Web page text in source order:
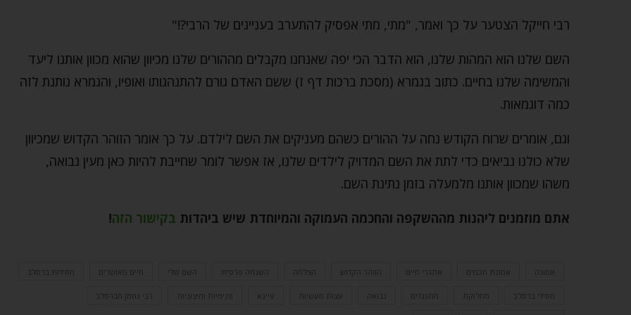
רבי חייקל הצטער על כך ואמר, "מתי, מתי אפסיק להתערב בעניינים של הרבי?!"
השם שלנו הוא המהות שלנו, הוא הדבר הכי יפה שאנחנו מקבלים מההורים שלנו מכיוון שהוא מכוון אותנו ליעד
והמשימה שלנו בחיים. כתוב בגמרא (מסכת ברכות דף ז) ששם האדם גורם להתנהגותו ואופיו, והגמרא נותנת לזה
כמה דוגמאות.
וגם, אומרים שרוח הקודש נחה על ההורים כשהם מעניקים את השם לילדם. על כך אומר הזוהר הקדוש שמכיוון
שלא כולנו נביאים כדי לתת את השם המדויק לילדים שלנו, אז אפשר לומר שחייבת להיות כאן מעין נבואה,
משהו שמכוון אותנו מלמעלה בזמן נתינת השם.
אתם מוזמנים ליהנות מההשקפה והחכמה העמוקה והמיוחדת שיש ביהדות בקישור הזה!
אמונה אמונת חכמים אתגרי חיים הזוהר הקדוש הצלחה השגחה פרטית השם שלי חיים מאושרים חסידות ברסלב
חסידי ברסלב מחלוקת מתנגדים עצות מעשיות פייגא פנימיות וחיצוניות רבי נחמן מברסלב